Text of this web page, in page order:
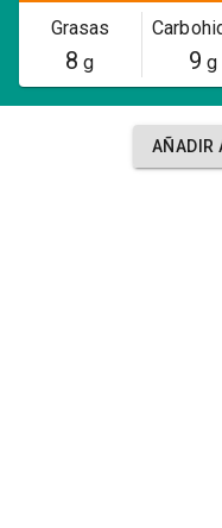
Grasas
8 g 9 g
AÑADIR